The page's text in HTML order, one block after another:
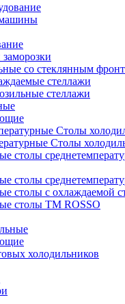
со стеклянным
стеллажи
стеллажи
Столы
Столы
столы
столы
столы с охлаждаемой
столы ТМ ROSSO
холодильников